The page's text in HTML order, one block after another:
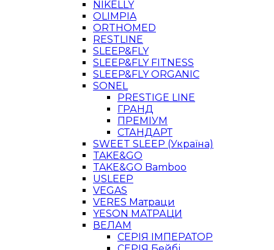
NIKELLY
OLIMPIA
ORTHOMED
RESTLINE
SLEEP&FLY
SLEEP&FLY FITNESS
SLEEP&FLY ORGANIC
SONEL
PRESTIGE LINE
ГРАНД
ПРЕМІУМ
СТАНДАРТ
SWEET SLEEP (Україна)
TAKE&GO
TAKE&GO Bamboo
USLEEP
VEGAS
VERES Матраци
YESON МАТРАЦИ
ВЕЛАМ
СЕРІЯ ІМПЕРАТОР